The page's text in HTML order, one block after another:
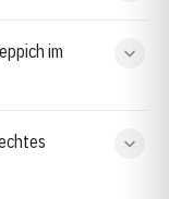
im